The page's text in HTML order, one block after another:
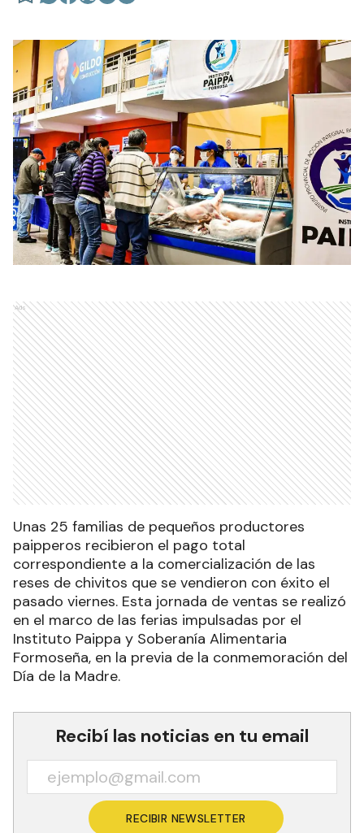
Ads
Unas 25 familias de pequeños productores
paipperos recibieron el pago total
correspondiente a la comercialización de las
reses de chivitos que se vendieron con éxito el
pasado viernes. Esta jornada de ventas se realizó
en el marco de las ferias impulsadas por el
Instituto Paippa y Soberanía Alimentaria
Formoseña, en la previa de la conmemoración del
Día de la Madre.
Recibí las noticias en tu email
RECIBIR NEWSLETTER